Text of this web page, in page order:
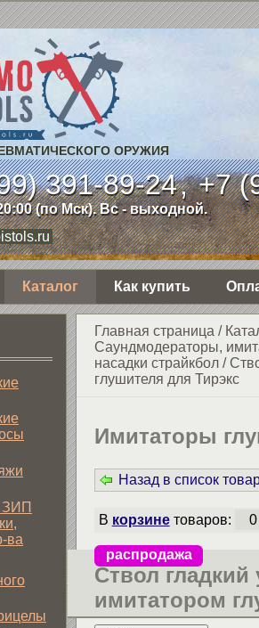
ОРУЖИЯ
391-89-24,+7
(по Мск). Вс - выходной.
Каталог Как купить
Главная страница /
Саундмодераторы,
насадки страйкбол/
глушителя для Тирэкс
Имитаторы
Назад в список
В корзинетоваров: 0
распродажа
Ствол
имитатором
ЗИП
ва